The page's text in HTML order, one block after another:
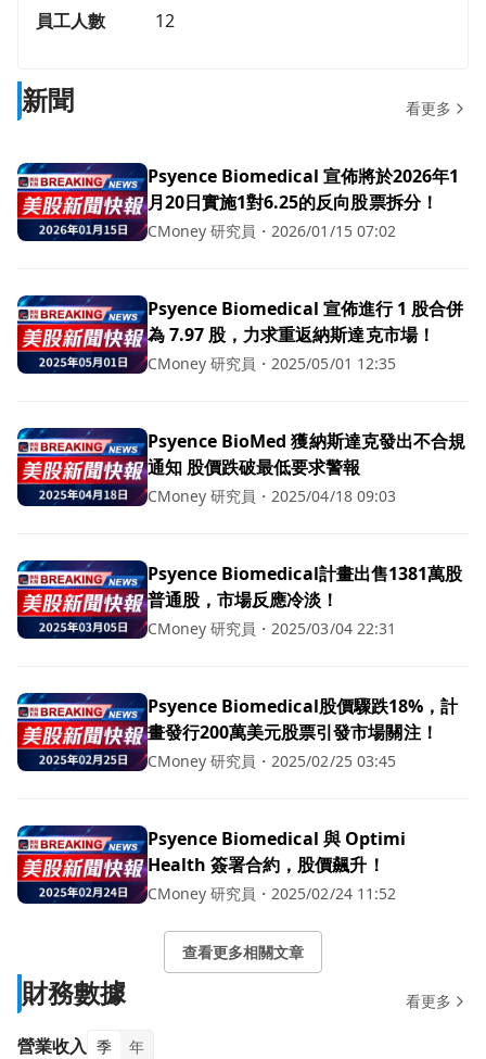
員工人數 12
新聞 看更多
Psyence Biomedical 宣佈將於2026年1
月20日實施1對6.25的反向股票拆分！
CMoney 研究員 ・ 2026/01/15 07:02
Psyence Biomedical 宣佈進行 1 股合併
為 7.97 股，力求重返納斯達克市場！
CMoney 研究員 ・ 2025/05/01 12:35
Psyence BioMed 獲納斯達克發出不合規
通知 股價跌破最低要求警報
CMoney 研究員 ・ 2025/04/18 09:03
Psyence Biomedical計畫出售1381萬股
普通股，市場反應冷淡！
CMoney 研究員 ・ 2025/03/04 22:31
Psyence Biomedical股價驟跌18%，計
畫發行200萬美元股票引發市場關注！
CMoney 研究員 ・ 2025/02/25 03:45
Psyence Biomedical 與 Optimi
Health 簽署合約，股價飆升！
CMoney 研究員 ・ 2025/02/24 11:52
查看更多相關文章
財務數據 看更多
營業收入 季 年